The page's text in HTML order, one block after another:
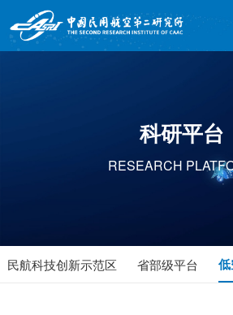
RESEARCH
科研平台
民航科技创新示范区 省部级平台